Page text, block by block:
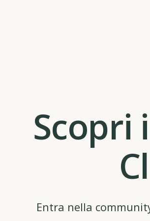
Scopri
Entra nella